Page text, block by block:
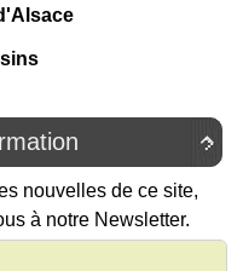

nouvelles de ce site,
à notre Newsletter.